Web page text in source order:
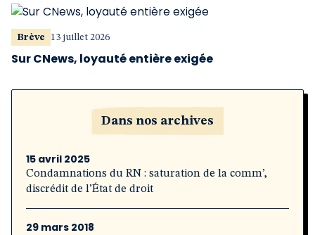
Brève 13 juillet 2026
Sur CNews, loyauté entière exigée
Dans nos archives
15 avril 2025
Condamnations du RN : saturation de la comm’,
discrédit de l’État de droit
29 mars 2018